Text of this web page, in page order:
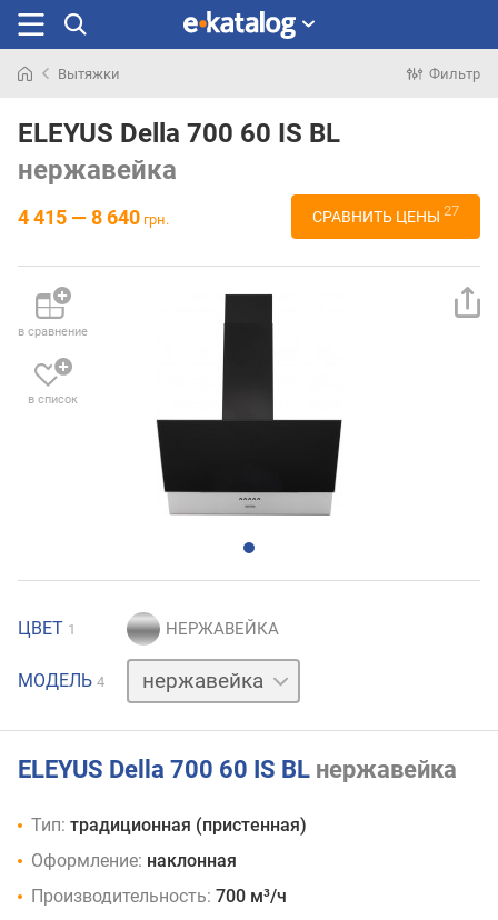
раньше
Вытяжки Фильтр
ELEYUS Della 700 60 IS BL
нержавейка
4 415 — 8 640 грн. СРАВНИТЬ ЦЕНЫ 27
в сравнение
в список
ЦВЕТ 1
МОДЕЛЬ 4
бежевый
белый
ELEYUS Della 700 60 IS BL нержавейка
Тип: традиционная (пристенная)
Оформление: наклонная
Производительность: 700 м³/ч